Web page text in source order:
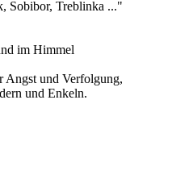
Sobibor, Treblinka ..."
im Himmel
Angst und Verfolgung,
und Enkeln.